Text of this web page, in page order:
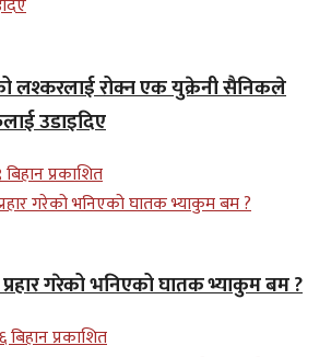
लश्करलाई रोक्न एक युक्रेनी सैनिकले
उडाइदिए
प्रकाशित
गरेको भनिएको घातक भ्याकुम बम ?
प्रकाशित